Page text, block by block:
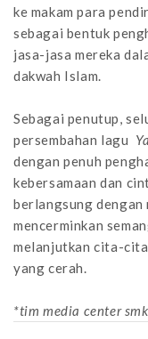
ke makam para
sebagai bentuk
jasa-jasa mereka
dakwah Islam.
Sebagai penutup,
persembahan lagu
dengan penuh
kebersamaan dan
berlangsung dengan
mencerminkan
melanjutkan cita-cita
yang cerah.
*tim media center